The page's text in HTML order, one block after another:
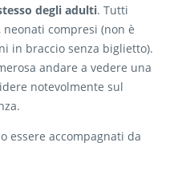
degli adulti. Tutti
compresi (non è
in braccio senza biglietto).
andare a vedere una
notevolmente sul
essere accompagnati da